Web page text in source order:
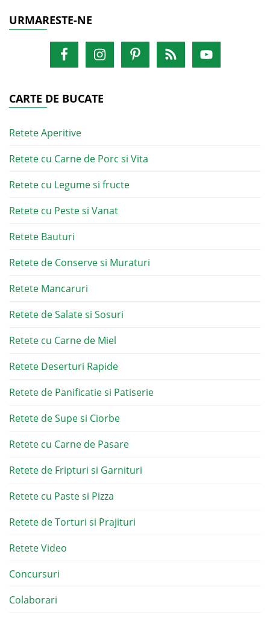
URMARESTE-NE
CARTE DE BUCATE
Retete Aperitive
Retete cu Carne de Porc si Vita
Retete cu Legume si fructe
Retete cu Peste si Vanat
Retete Bauturi
Retete de Conserve si Muraturi
Retete Mancaruri
Retete de Salate si Sosuri
Retete cu Carne de Miel
Retete Deserturi Rapide
Retete de Panificatie si Patiserie
Retete de Supe si Ciorbe
Retete cu Carne de Pasare
Retete de Fripturi si Garnituri
Retete cu Paste si Pizza
Retete de Torturi si Prajituri
Retete Video
Concursuri
Colaborari